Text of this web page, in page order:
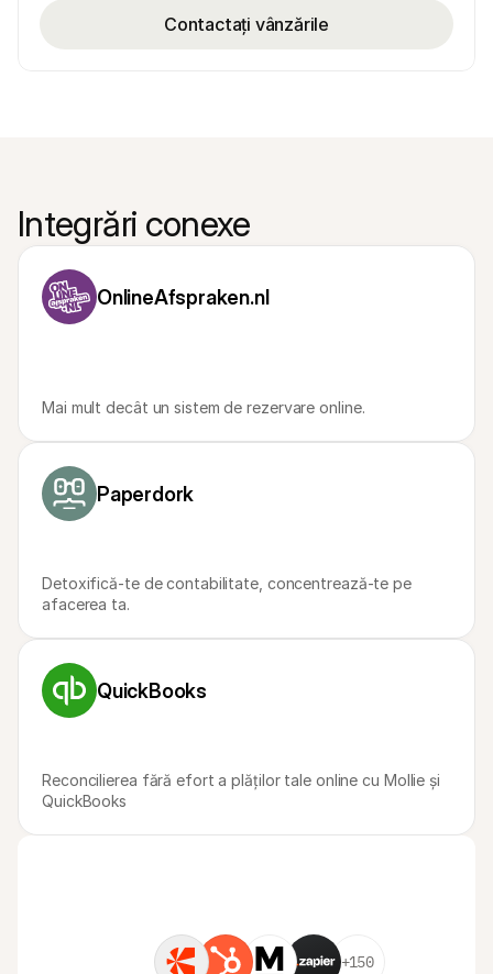
Contactați vânzările
Integrări conexe
OnlineAfspraken.nl
Mai mult decât un sistem de rezervare online.
Paperdork
Detoxifică-te de contabilitate, concentrează-te pe
afacerea ta.
QuickBooks
Reconcilierea fără efort a plăților tale online cu Mollie și
QuickBooks
+150